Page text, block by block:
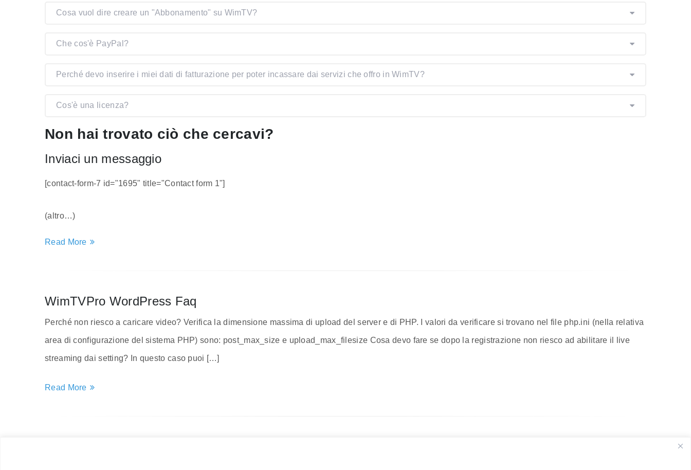
Cosa vuol dire creare un "Abbonamento" su WimTV?
Che cos'è PayPal?
Perché devo inserire i miei dati di fatturazione per poter incassare dai servizi che offro in WimTV?
Cos'è una licenza?
Non hai trovato ciò che cercavi?
Inviaci un messaggio
[contact-form-7 id="1695" title="Contact form 1"]
(altro…)
Read More
WimTVPro WordPress Faq
Perché non riesco a caricare video? Verifica la dimensione massima di upload del server e di PHP. I valori da verificare si trovano nel file php.ini (nella relativa
area di configurazione del sistema PHP) sono: post_max_size e upload_max_filesize Cosa devo fare se dopo la registrazione non riesco ad abilitare il live
streaming dai setting? In questo caso puoi […]
Read More